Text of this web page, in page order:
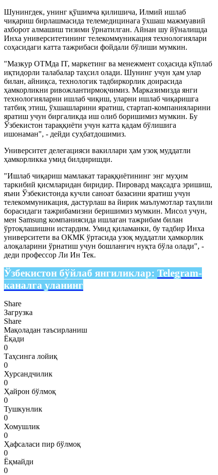
Шунингдек, унинг қўшимча қилишича, Илмий ишлаб
чиқариш бирлашмасида телемедицинага ўхшаш мажмуавий
ахборот алмашиш тизими ўрнатилган. Айнан шу йўналишда
Инха университетининг телекоммуникация технологиялари
соҳасидаги катта тажрибаси фойдали бўлиши мумкин.
"Мазкур ОТМда IT, маркетинг ва менежмент соҳасида кўплаб
иқтидорли талабалар таҳсил олади. Шунинг учун ҳам улар
билан, айниқса, технологик тадбиркорлик доирасида
ҳамкорликни ривожлантирмоқчимиз. Марказимизда янги
технологияларни ишлаб чиқиш, уларни ишлаб чиқаришга
татбиқ этиш, ўхшашларини яратиш, стартап-компанияларини
яратиш учун биргаликда иш олиб боришимиз мумкин. Бу
Ўзбекистон тараққиёти учун катта қадам бўлишига
ишонаман", - дейди суҳбатдошимиз.
Университет делегацияси вакиллари ҳам узоқ муддатли
ҳамкорликка умид билдиришди.
"Ишлаб чиқариш мамлакат тараққиётининг энг муҳим
таркибий қисмларидан биридир. Пировард мақсадга эришиш,
яъни Ўзбекистонда кучли саноат базасини яратиш учун
телекоммуникация, дастурлаш ва йирик маълумотлар таҳлили
борасидаги тажрибамизни беришимиз мумкин. Мисол учун,
мен Samsung компаниясида ишлаган тажрибам билан
ўртоқлашишни истардим. Умид қиламанки, бу тадбир Инха
университети ва ОКМК ўртасида узоқ муддатли ҳамкорлик
алоқаларини ўрнатиш учун бошланғич нуқта бўла олади", -
деди профессор Ли Ин Тек.
Ўзбекистон бўйлаб янгиликлар: Telegram-
каналга уланинг
Share
Загрузка
Share
Мақоладан таъсирланиш
Ёқади
0
Таҳсинга лойиқ
0
Хурсандчилик
0
Ҳайрон бўлмоқ
0
Тушкунлик
0
Хомушлик
0
Ҳафсаласи пир бўлмоқ
0
Ёқмайди
0